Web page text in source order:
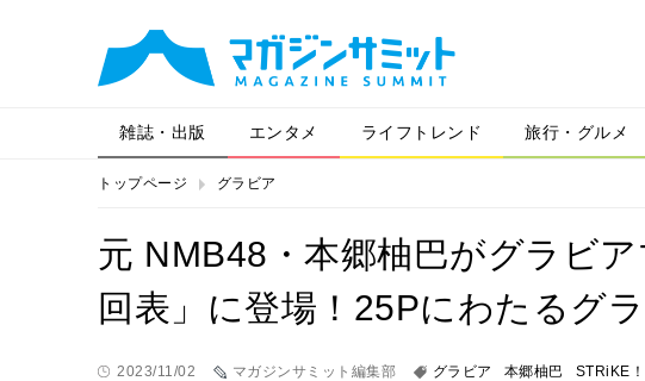
雑誌・出版 エンタメ ライフトレンド 旅行・グルメ
トップページ グラビア
元 NMB48・本郷柚巴がグラビ
回表」に登場！25Pにわたるグ
2023/11/02 マガジンサミット編集部 グラビア 本郷柚巴 STRiKE！